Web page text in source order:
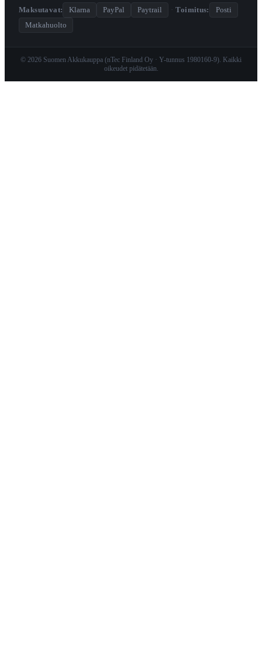
Maksutavat: Klarna PayPal Paytrail · Toimitus:
Posti
Matkahuolto
© 2026 Suomen Akkukauppa (nTec Finland Oy · Y-tunnus 1980160-9). Kaikki
oikeudet pidätetään.